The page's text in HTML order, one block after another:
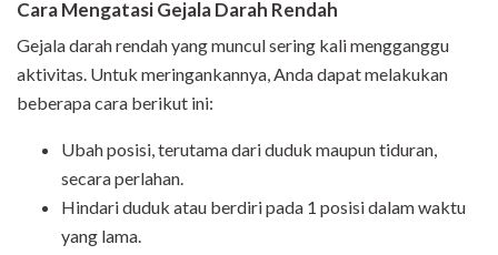
Cara Mengatasi Gejala Darah Rendah
Gejala darah rendah yang muncul sering kali mengganggu
aktivitas. Untuk meringankannya, Anda dapat melakukan
beberapa cara berikut ini:
Ubah posisi, terutama dari duduk maupun tiduran,
secara perlahan.
Hindari duduk atau berdiri pada 1 posisi dalam waktu
yang lama.